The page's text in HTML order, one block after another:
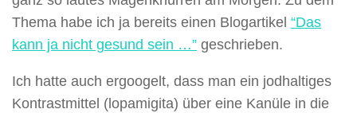
Thema habe ich ja bereits einen Blogartikel “Das
kann ja nicht gesund sein …” geschrieben.
Ich hatte auch ergoogelt, dass man ein jodhaltiges
Kontrastmittel (lopamigita) über eine Kanüle in die